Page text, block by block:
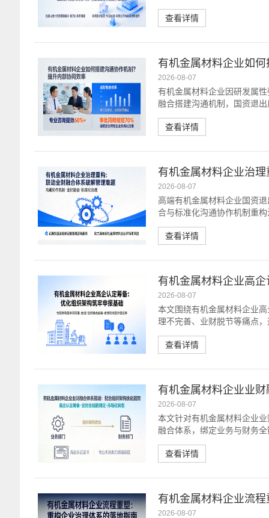
查看详情
有机金属材料企业如
2026-08-07
有机金属材料企业因研发属
融合搭建沟通机制，国资退
查看详情
有机金属材料企业治
2026-08-07
高端有机金属材料企业国资
合与标准化沟通协作机制重
查看详情
有机金属材料企业高
2026-08-07
本文围绕有机金属材料企业
理不完善、业财脱节等痛点
查看详情
有机金属材料企业业
2026-08-07
本文针对有机金属材料企业
融合体系，绑定业务与财务
查看详情
有机金属材料企业流
2026-08-07